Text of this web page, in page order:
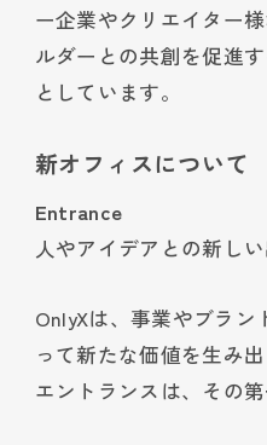
ー企業やクリエイター
ルダーとの共創を促進
としています。
新オフィスについて
Entrance
人やアイデアとの新し
OnlyXは、事業やブラン
って新たな価値を生み出
エントランスは、その